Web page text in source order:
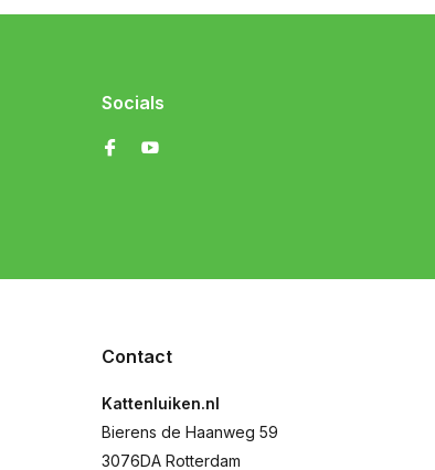
Socials
Contact
Kattenluiken.nl
Bierens de Haanweg 59
3076DA Rotterdam